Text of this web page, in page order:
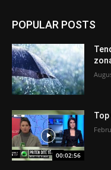
POPULAR POSTS
00:02:56